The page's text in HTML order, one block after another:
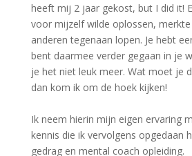
heeft mij 2 jaar gekost, but I did it!
voor mijzelf wilde oplossen,
anderen tegenaan lopen. Je hebt
bent daarmee verder gegaan in je
je het niet leuk meer. Wat moet je
dan kom ik om de hoek kijken!
Ik neem hierin mijn eigen ervaring
kennis die ik vervolgens opgedaan
gedrag en mental coach opleiding.